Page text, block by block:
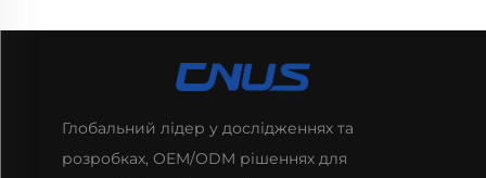
Глобальний лідер у дослідженнях та
розробках, OEM/ODM рішеннях для